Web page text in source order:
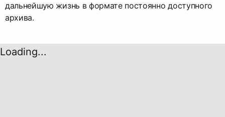
дальнейшую жизнь в формате постоянно доступного
архива.
Loading...